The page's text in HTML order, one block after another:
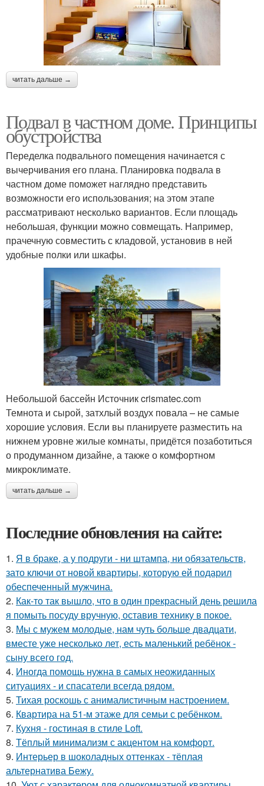
читать дальше →
Подвал в частном доме. Принципы
обустройства
Переделка подвального помещения начинается с
вычерчивания его плана. Планировка подвала в
частном доме поможет наглядно представить
возможности его использования; на этом этапе
рассматривают несколько вариантов. Если площадь
небольшая, функции можно совмещать. Например,
прачечную совместить с кладовой, установив в ней
удобные полки или шкафы.
Небольшой бассейн Источник crismatec.com
Темнота и сырой, затхлый воздух повала – не самые
хорошие условия. Если вы планируете разместить на
нижнем уровне жилые комнаты, придётся позаботиться
о продуманном дизайне, а также о комфортном
микроклимате.
читать дальше →
Последние обновления на сайте:
1. Я в браке, а у подруги - ни штампа, ни обязательств,
зато ключи от новой квартиры, которую ей подарил
обеспеченный мужчина.
2. Как-то так вышло, что в один прекрасный день решила
я помыть посуду вручную, оставив технику в покое.
3. Мы с мужем молодые, нам чуть больше двадцати,
вместе уже несколько лет, есть маленький ребёнок -
сыну всего год.
4. Иногда помощь нужна в самых неожиданных
ситуациях - и спасатели всегда рядом.
5. Тихая роскошь с анималистичным настроением.
6. Квартира на 51-м этаже для семьи с ребёнком.
7. Кухня - гостиная в стиле Loft.
8. Тёплый минимализм с акцентом на комфорт.
9. Интерьер в шоколадных оттенках - тёплая
альтернатива Бежу.